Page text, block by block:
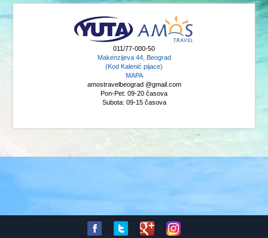
011/77-000-50
Makenzijeva 44, Beograd
(Kod Kalenić pijace)
MAPA
amostravelbeograd @gmail.com
Pon-Pet: 09-20 časova
Subota: 09-15 časova